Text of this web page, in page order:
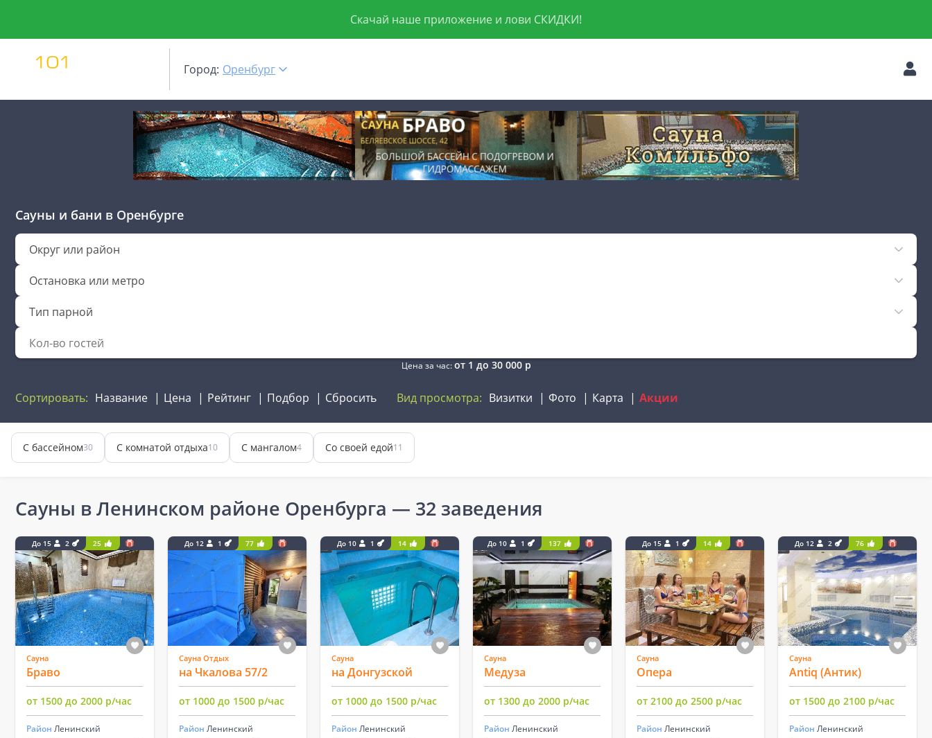
Скачай наше приложение и лови СКИДКИ!
Город: Оренбург
Сауны и бани в Оренбурге
Округ или район
Остановка или метро
Тип парной
Цена за час:от 1 до 30 000р
Сортировать: Название Цена Рейтинг Подбор Сбросить Вид просмотра: Визитки Фото Карта Акции
С бассейном30 С комнатой отдыха10 С мангалом4 Со своей едой11
Сауны в Ленинском районе Оренбурга — 32 заведения
До 15 2 25
Сауна
Браво
от 1500 до 2000 р/час
Район Ленинский
До 12 1 77
Сауна Отдых
на Чкалова 57/2
от 1000 до 1500 р/час
Район Ленинский
До 10 1 14
Сауна
на Донгузской
от 1000 до 1500 р/час
Район Ленинский
До 10 1 137
Сауна
Медуза
от 1300 до 2000 р/час
Район Ленинский
До 15 1 14
Сауна
Опера
от 2100 до 2500 р/час
Район Ленинский
До 12 2 76
Сауна
Antiq (Антик)
от 1500 до 2100 р/час
Район Ленинский